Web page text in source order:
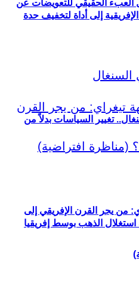
العبء الحقيقي للتعويضات عن
من يجر القرن الإفريقي إلى
إلى أداة لتخفيف حدة
تغيير السياسات بدلاً من
الذهب بوسط إفريقيا